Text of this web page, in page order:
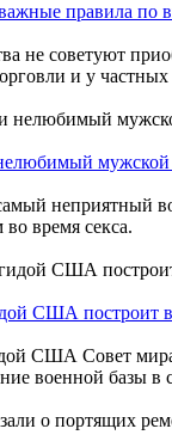
правила по
не советуют
и у
мужской
неприятный
время секса.
США построит
США Совет
военной базы в